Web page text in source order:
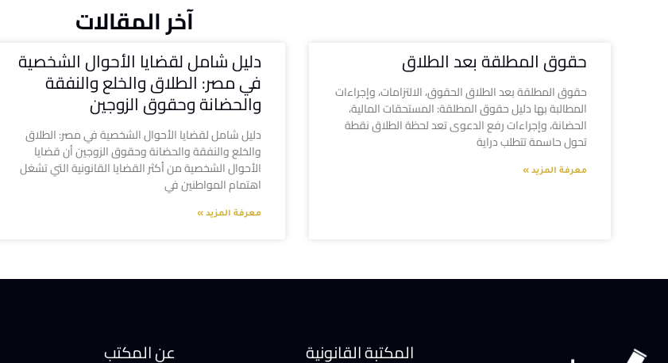
آخر المقالات
حقوق المطلقة بعد الطلاق
حقوق المطلقة بعد الطلاق الحقوق، الالتزامات، وإجراءات
المطالبة بها دليل حقوق المطلقة: المستحقات المالية،
الحضانة، وإجراءات رفع الدعوى تعد لحظة الطلاق نقطة
تحول حاسمة تتطلب دراية
معرفة المزيد »
دليل شامل لقضايا الأحوال الشخصية
في مصر: الطلاق والخلع والنفقة
والحضانة وحقوق الزوجين
دليل شامل لقضايا الأحوال الشخصية في مصر: الطلاق
والخلع والنفقة والحضانة وحقوق الزوجين أن قضايا
الأحوال الشخصية من أكثر القضايا القانونية التي تشغل
اهتمام المواطنين في
معرفة المزيد »
المكتبة القانونية عن المكتب